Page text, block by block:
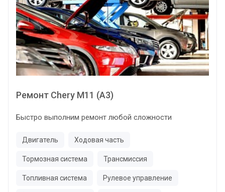
Ремонт Chery M11 (A3)
Быстро выполним ремонт любой сложности
Двигатель Ходовая часть
Тормозная система Трансмиссия
Топливная система Рулевое управление